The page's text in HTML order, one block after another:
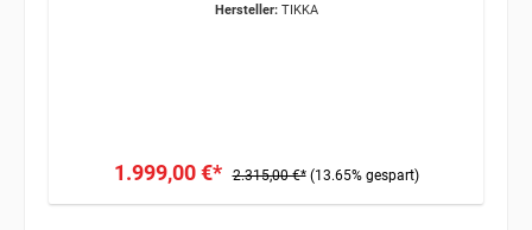
Hersteller: TIKKA
1.999,00 €* 2.315,00 €* (13.65% gespart)